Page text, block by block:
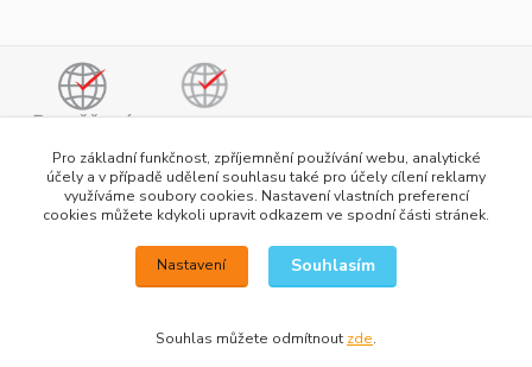
Pro základní funkčnost, zpříjemnění používání webu, analytické
účely a v případě udělení souhlasu také pro účely cílení reklamy
využíváme soubory cookies. Nastavení vlastních preferencí
cookies můžete kdykoli upravit odkazem ve spodní části stránek.
Nastavení Souhlasím
Souhlas můžete odmítnout zde.